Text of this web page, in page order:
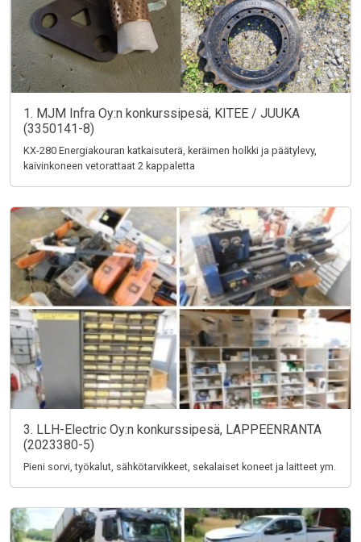
1. MJM Infra Oy:n konkurssipesä, KITEE / JUUKA
(3350141-8)
KX-280 Energiakouran katkaisuterä, keräimen holkki ja päätylevy,
kaivinkoneen vetorattaat 2 kappaletta
3. LLH-Electric Oy:n konkurssipesä, LAPPEENRANTA
(2023380-5)
Pieni sorvi, työkalut, sähkötarvikkeet, sekalaiset koneet ja laitteet ym.